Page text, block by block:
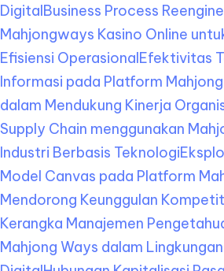
DigitalBusiness Process
Mahjongways Kasino Online
Efisiensi OperasionalEfektivitas
Informasi pada Platform
dalam Mendukung Kinerja
Supply Chain menggunakan
Industri Berbasis Teknologi
Model Canvas pada Platform
Mendorong Keunggulan
Kerangka Manajemen
Mahjong Ways dalam